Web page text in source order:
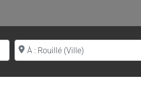
Proche de (ville ou région)